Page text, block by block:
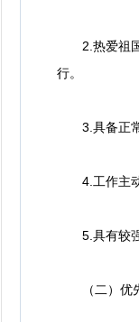
2.热爱祖国
行。
3.具备正常
4.工作主动
5.具有较强
（二）优